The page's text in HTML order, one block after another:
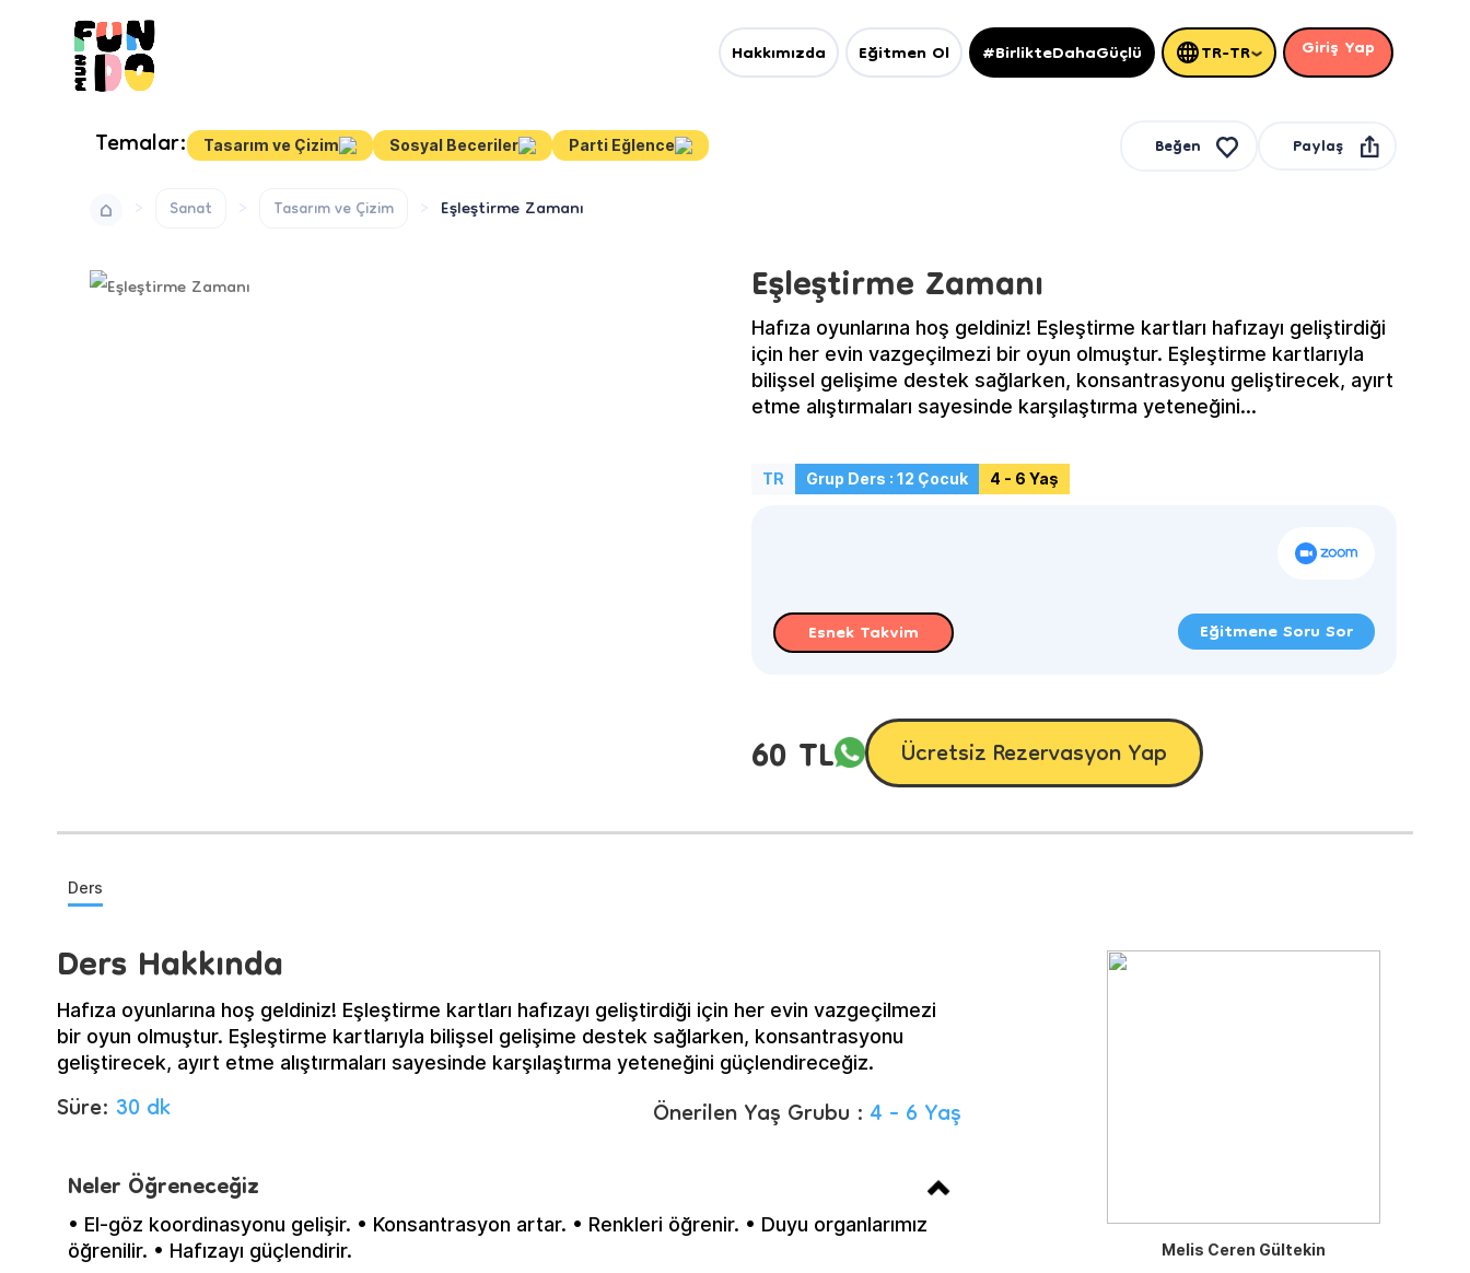
Hakkımızda Eğitmen Ol #BirlikteDahaGüçlü TR-TR Giriş Yap
Temalar: Tasarım ve Çizim Sosyal Beceriler Parti Eğlence Beğen
Paylaş
Sanat
Tasarım ve Çizim Eşleştirme Zamanı
Eşleştirme Zamanı
Hafıza oyunlarına hoş geldiniz! Eşleştirme kartları hafızayı geliştirdiği
için her evin vazgeçilmezi bir oyun olmuştur. Eşleştirme kartlarıyla
bilişsel gelişime destek sağlarken, konsantrasyonu geliştirecek, ayırt
etme alıştırmaları sayesinde karşılaştırma yeteneğini
TR Grup Ders : 12 Çocuk 4 - 6 Yaş
Esnek Takvim Eğitmene Soru Sor
60 TL Ücretsiz Rezervasyon Yap
Ders
Ders Hakkında
Hafıza oyunlarına hoş geldiniz! Eşleştirme kartları hafızayı geliştirdiği için her evin vazgeçilmezi
bir oyun olmuştur. Eşleştirme kartlarıyla bilişsel gelişime destek sağlarken, konsantrasyonu
geliştirecek, ayırt etme alıştırmaları sayesinde karşılaştırma yeteneğini güçlendireceğiz.
Süre:30 dk Önerilen Yaş Grubu :4 - 6 Yaş
Neler Öğreneceğiz
• El-göz koordinasyonu gelişir. • Konsantrasyon artar. • Renkleri öğrenir. • Duyu organlarımız
öğrenilir. • Hafızayı güçlendirir.
Melis Ceren Gültekin